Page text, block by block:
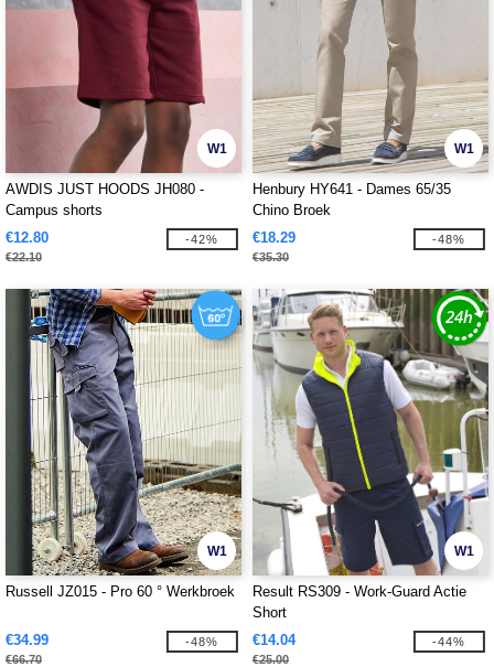
W1
AWDIS JUST HOODS JH080 -
Campus shorts
€12.80
€22.10
-42%
W1
Henbury HY641 - Dames 65/35
Chino Broek
€18.29
€35.30
-48%
W1
Russell JZ015 - Pro 60 ° Werkbroek
€34.99
€66.70
-48%
W1
Result RS309 - Work-Guard Actie
Short
€14.04
€25.00
-44%